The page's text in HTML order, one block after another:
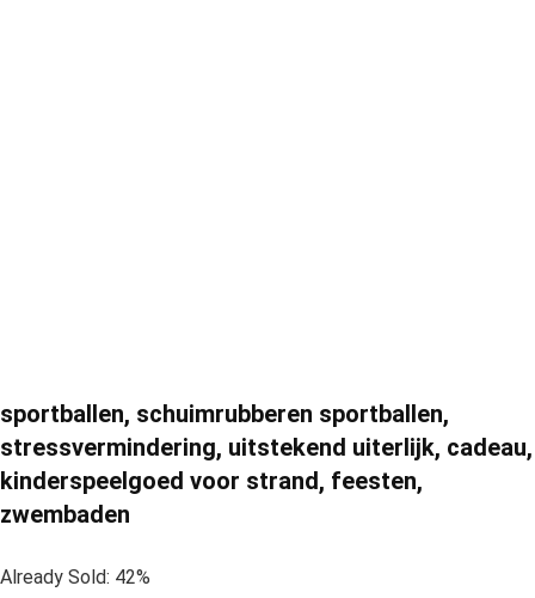
sportballen, schuimrubberen sportballen,
stressvermindering, uitstekend uiterlijk, cadeau,
kinderspeelgoed voor strand, feesten,
zwembaden
Already Sold: 42%